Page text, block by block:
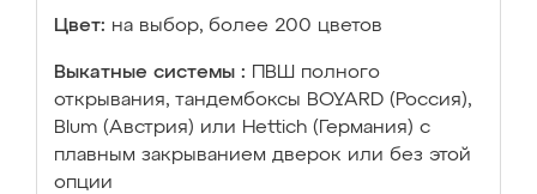
Цвет: на выбор, более 200 цветов
Выкатные системы :
ПВШ полного
открывания, тандембоксы BOYARD (Россия),
Blum (Австрия) или Hettich (Германия) с
плавным закрыванием дверок или без этой
опции